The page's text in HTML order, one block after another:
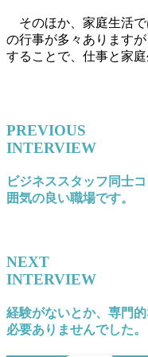
そのほか、家庭生活で
の行事が多々あります
することで、仕事と家
PREVIOUS
INTERVIEW
ビジネススタッフ同士
囲気の良い職場です。
NEXT
INTERVIEW
経験がないとか、専門
必要ありませんでした。